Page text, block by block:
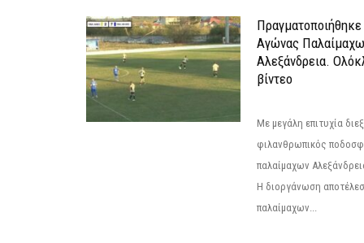
Αγώνας
Αλεξάνδρεια.
βίντεο
Με μεγάλη επιτυχία
φιλανθρωπικός
παλαίμαχων
Η διοργάνωση
παλαίμαχων...